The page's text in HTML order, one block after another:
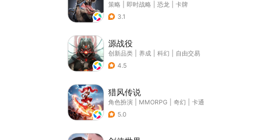
策略 即时战略 恐龙
卡牌
3.1
源战役
创新品类 养成 科幻
自由交易
4.5
猎风传说
角色扮演 MMORPG 奇幻
卡通
5.0